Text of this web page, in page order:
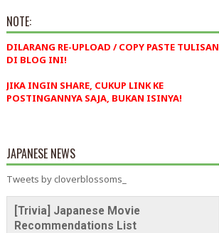
NOTE:
DILARANG RE-UPLOAD / COPY PASTE TULISAN
DI BLOG INI!
JIKA INGIN SHARE, CUKUP LINK KE
POSTINGANNYA SAJA, BUKAN ISINYA!
JAPANESE NEWS
Tweets by cloverblossoms_
[Trivia] Japanese Movie
Recommendations List